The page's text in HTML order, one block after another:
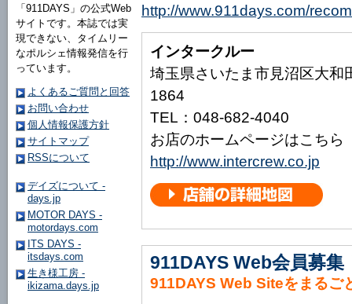
http://www.911days.com/
インタークルー
埼玉県さいたま市見沼区大和
1864
TEL：048-682-4040
お店のホームページはこちら
http://www.intercrew.co.jp
911DAYS Web会員募集
911DAYS Web Siteをまるご
「911DAYS」の公式Web
サイトです。本誌では実
現できない、タイムリー
なポルシェ情報発信を行
っています。
よくあるご質問と回答
お問い合わせ
個人情報保護方針
サイトマップ
RSSについて
デイズについて -
days.jp
MOTOR DAYS -
motordays.com
ITS DAYS -
itsdays.com
生き様工房 -
ikizama.days.jp